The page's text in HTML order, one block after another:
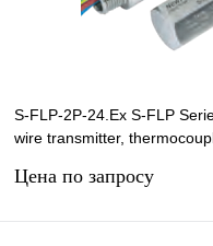
S-FLP-2P-24.Ex S-FLP
wire transmitter,
Цена по запросу